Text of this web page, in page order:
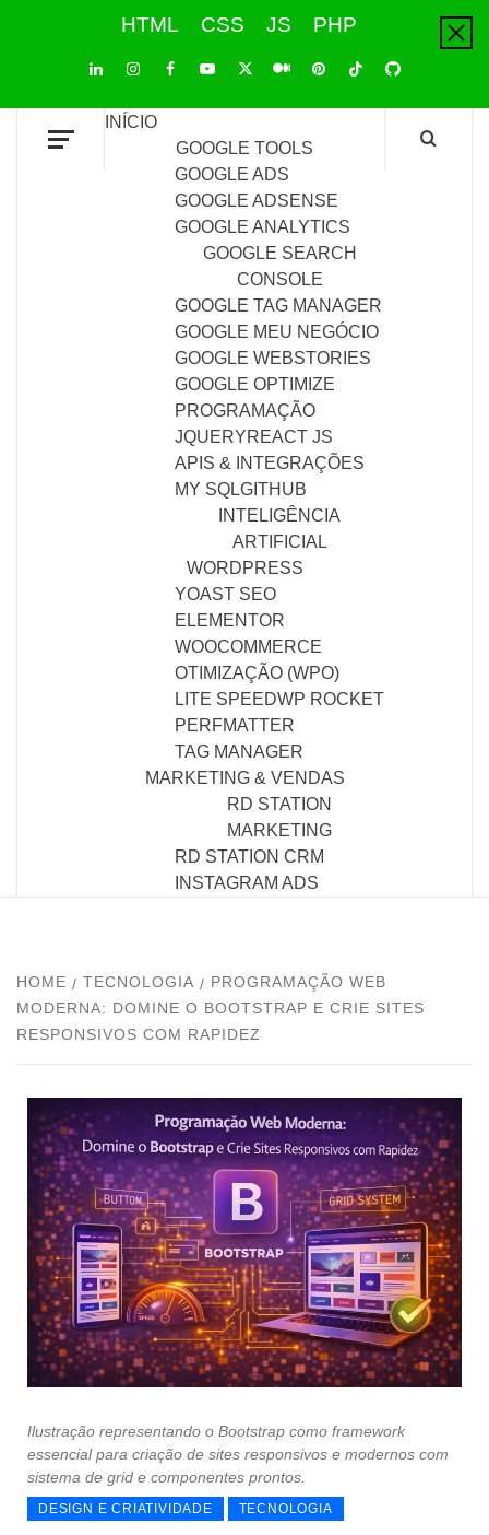
HTML CSS JS PHP
LinkedInInstagramFacebookYoutube
X PinterestTiktokGithub
INÍCIO
GOOGLE TOOLS
GOOGLE ADS
GOOGLE ADSENSE
GOOGLE ANALYTICS
GOOGLE SEARCH
CONSOLE
GOOGLE TAG MANAGER
GOOGLE MEU NEGÓCIO
GOOGLE WEBSTORIES
GOOGLE OPTIMIZE
PROGRAMAÇÃO
JQUERYREACT JS
APIS & INTEGRAÇÕES
MY SQLGITHUB
INTELIGÊNCIA
ARTIFICIAL
WORDPRESS
YOAST SEO
ELEMENTOR
WOOCOMMERCE
OTIMIZAÇÃO (WPO)
LITE SPEEDWP ROCKET
PERFMATTER
TAG MANAGER
MARKETING & VENDAS
RD STATION
MARKETING
RD STATION CRM
INSTAGRAM ADS
HOME TECNOLOGIA
PROGRAMAÇÃO WEB
MODERNA: DOMINE O BOOTSTRAP E CRIE SITES
RESPONSIVOS COM RAPIDEZ
Ilustração representando o Bootstrap como framework
essencial para criação de sites responsivos e modernos com
sistema de grid e componentes prontos.
DESIGN E CRIATIVIDADE TECNOLOGIA